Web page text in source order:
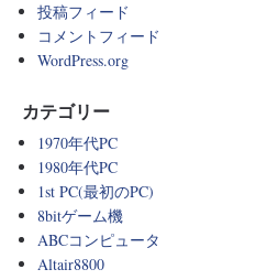
投稿フィード
コメントフィード
WordPress.org
カテゴリー
1970年代PC
1980年代PC
1st PC(最初のPC)
8bitゲーム機
ABCコンピュータ
Altair8800